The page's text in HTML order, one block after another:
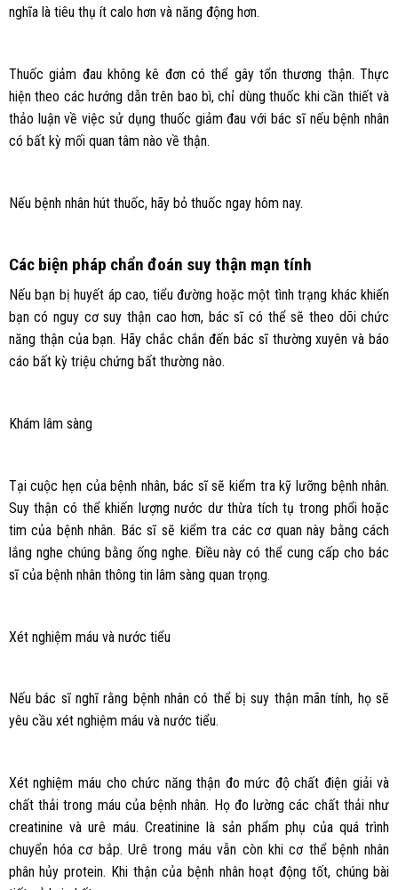
nghĩa là tiêu thụ ít calo hơn và năng động hơn.
Thuốc giảm đau không kê đơn có thể gây tổn thương thận. Thực
hiện theo các hướng dẫn trên bao bì, chỉ dùng thuốc khi cần thiết và
thảo luận về việc sử dụng thuốc giảm đau với bác sĩ nếu bệnh nhân
có bất kỳ mối quan tâm nào về thận.
Nếu bệnh nhân hút thuốc, hãy bỏ thuốc ngay hôm nay.
Các biện pháp chẩn đoán suy thận mạn tính
Nếu bạn bị huyết áp cao, tiểu đường hoặc một tình trạng khác khiến
bạn có nguy cơ suy thận cao hơn, bác sĩ có thể sẽ theo dõi chức
năng thận của bạn. Hãy chắc chắn đến bác sĩ thường xuyên và báo
cáo bất kỳ triệu chứng bất thường nào.
Khám lâm sàng
Tại cuộc hẹn của bệnh nhân, bác sĩ sẽ kiểm tra kỹ lưỡng bệnh nhân.
Suy thận có thể khiến lượng nước dư thừa tích tụ trong phổi hoặc
tim của bệnh nhân. Bác sĩ sẽ kiểm tra các cơ quan này bằng cách
lắng nghe chúng bằng ống nghe. Điều này có thể cung cấp cho bác
sĩ của bệnh nhân thông tin lâm sàng quan trọng.
Xét nghiệm máu và nước tiểu
Nếu bác sĩ nghĩ rằng bệnh nhân có thể bị suy thận mãn tính, họ sẽ
yêu cầu xét nghiệm máu và nước tiểu.
Xét nghiệm máu cho chức năng thận đo mức độ chất điện giải và
chất thải trong máu của bệnh nhân. Họ đo lường các chất thải như
creatinine và urê máu. Creatinine là sản phẩm phụ của quá trình
chuyển hóa cơ bắp. Urê trong máu vẫn còn khi cơ thể bệnh nhân
phân hủy protein. Khi thận của bệnh nhân hoạt động tốt, chúng bài